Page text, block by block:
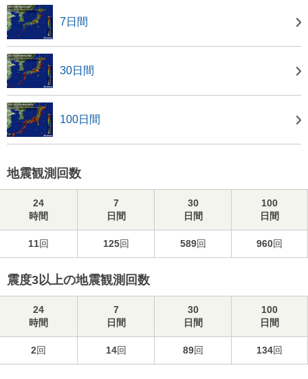
7日間
30日間
100日間
地震観測回数
24
時間
7
日間
30
日間
100
日間
11回 125回 589回 960回
震度3以上の地震観測回数
24
時間
7
日間
30
日間
100
日間
2回 14回 89回 134回